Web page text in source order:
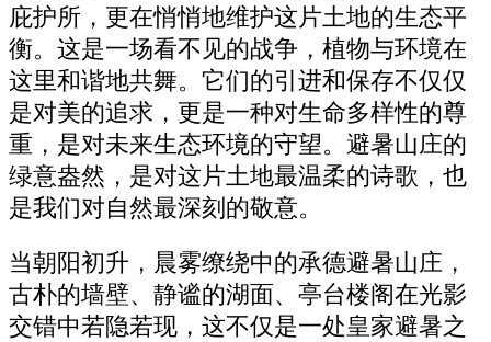
庇护所，更在悄悄地维护这片土地的生态平
衡。这是一场看不见的战争，植物与环境在
这里和谐地共舞。它们的引进和保存不仅仅
是对美的追求，更是一种对生命多样性的尊
重，是对未来生态环境的守望。避暑山庄的
绿意盎然，是对这片土地最温柔的诗歌，也
是我们对自然最深刻的敬意。
当朝阳初升，晨雾缭绕中的承德避暑山庄，
古朴的墙壁、静谧的湖面、亭台楼阁在光影
交错中若隐若现，这不仅是一处皇家避暑之